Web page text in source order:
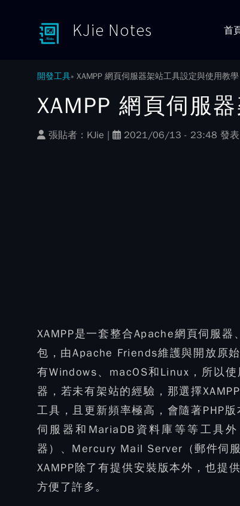
KJie Notes 首
開發工具 XAMPP 網頁伺服器架站工具設定與使用教學
XAMPP 網頁伺服
張貼者： KJie 2021/06/13 - 23:48 發表
XAMPP是一套整合Apache網頁伺服
包，由Apache Friends維護與開放原
有Windows、macOS和Linux，所以
器，若未有架站的經驗，那選擇
工具，且更新頻率極高，會隨著PHP
伺服器和MariaDB資料庫等等工具
器）、Mercury Mail Server（郵件伺
XAMPP除了有提供安裝版本外，也提
方便了許多。